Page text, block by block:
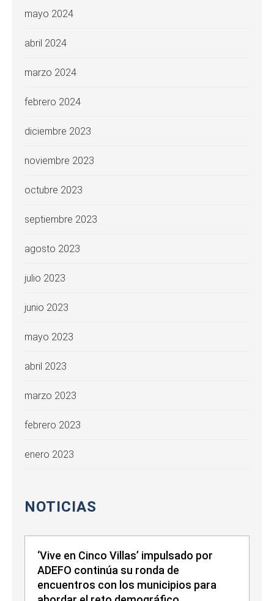
mayo 2024
abril 2024
marzo 2024
febrero 2024
diciembre 2023
noviembre 2023
octubre 2023
septiembre 2023
agosto 2023
julio 2023
junio 2023
mayo 2023
abril 2023
marzo 2023
febrero 2023
enero 2023
NOTICIAS
‘Vive en Cinco Villas’ impulsado por
ADEFO continúa su ronda de
encuentros con los municipios para